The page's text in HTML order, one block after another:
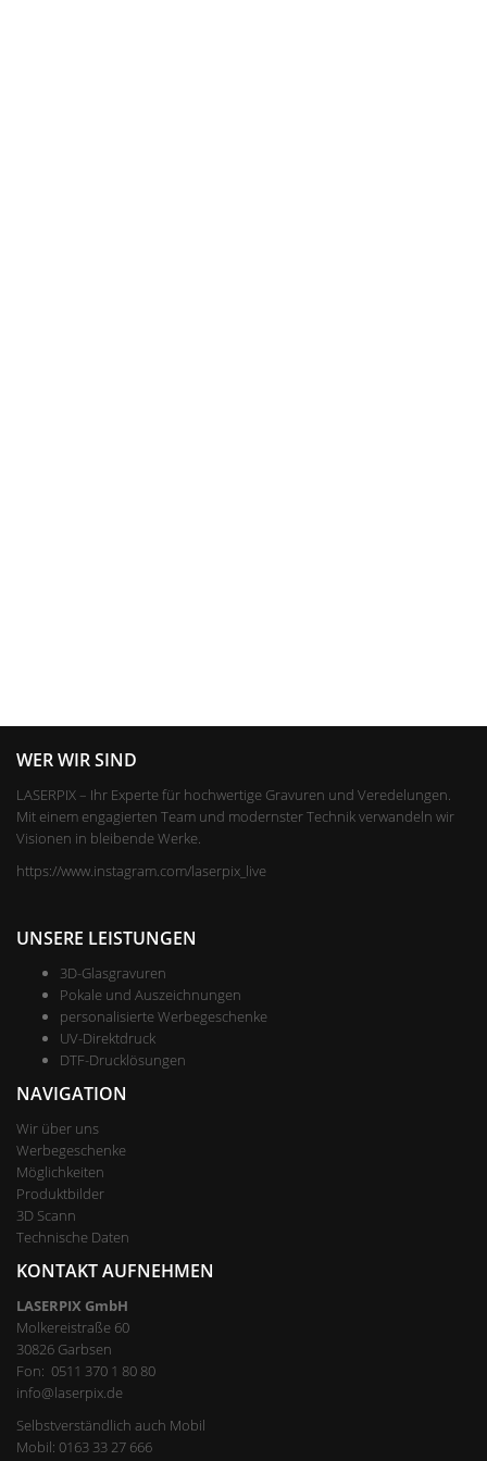
WER WIR SIND
LASERPIX – Ihr Experte für hochwertige Gravuren und Veredelungen.
Mit einem engagierten Team und modernster Technik verwandeln wir
Visionen in bleibende Werke.
https://www.instagram.com/laserpix_live
UNSERE LEISTUNGEN
3D-Glasgravuren
Pokale und Auszeichnungen
personalisierte Werbegeschenke
UV-Direktdruck
DTF-Drucklösungen
NAVIGATION
Wir über uns
Werbegeschenke
Möglichkeiten
Produktbilder
3D Scann
Technische Daten
KONTAKT AUFNEHMEN
LASERPIX GmbH
Molkereistraße 60
30826 Garbsen
Fon: 0511 370 1 80 80
info@laserpix.de
Selbstverständlich auch Mobil
Mobil: 0163 33 27 666